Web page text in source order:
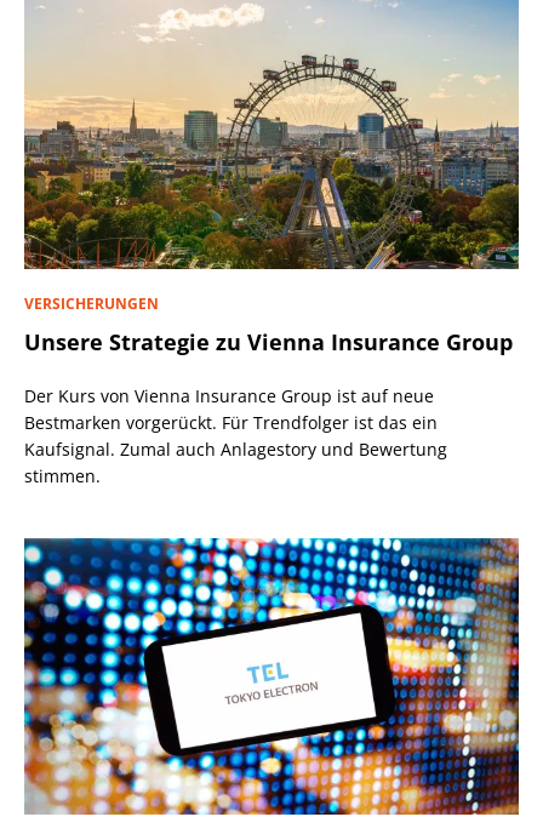
VERSICHERUNGEN
Unsere Strategie zu Vienna Insurance Group
Der Kurs von Vienna Insurance Group ist auf neue
Bestmarken vorgerückt. Für Trendfolger ist das ein
Kaufsignal. Zumal auch Anlagestory und Bewertung
stimmen.